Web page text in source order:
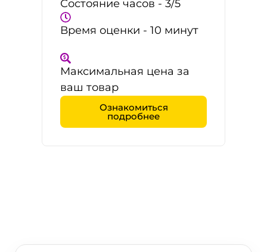
Состояние часов - 3/5
Время оценки - 10 минут
Максимальная цена за
ваш товар
Ознакомиться
подробнее